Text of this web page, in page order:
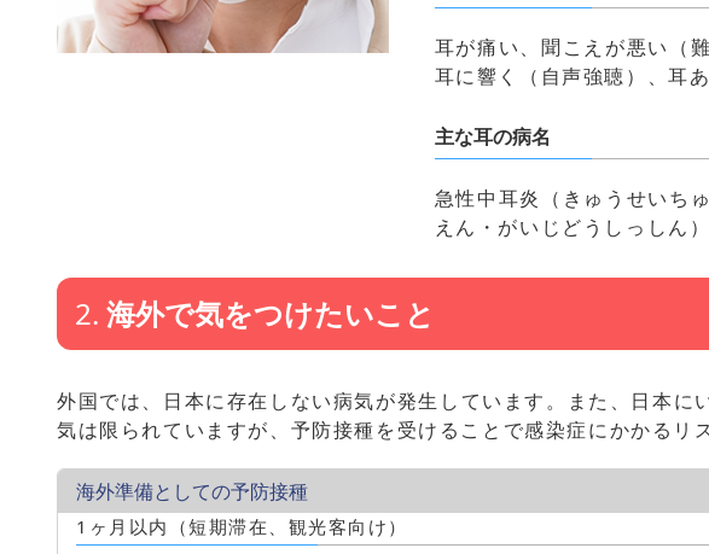
耳が痛い、聞こえが悪い（
耳に響く（自声強聴）、
主な耳の病名
急性中耳炎（きゅうせいち
えん・がいじどうしっしん
2. 海外で気をつけたいこと
外国では、日本に存在しない病気が発生しています。また、日本
気は限られていますが、予防接種を受けることで感染症にかかるリ
海外準備としての予防接種
1ヶ月以内（短期滞在、観光客向け）